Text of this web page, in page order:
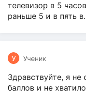
телевизор в 5
раньше 5 и в пять
У Ученик
Здравствуйте, я не
баллов и не